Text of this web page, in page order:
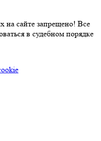
на сайте запрещено! Все
в судебном порядке